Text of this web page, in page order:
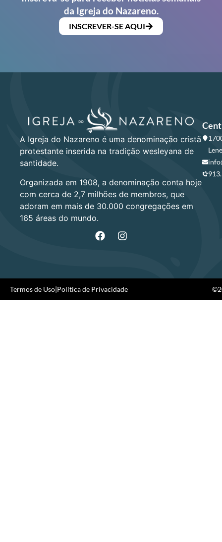
da Igreja do Nazareno.
INSCREVER-SE AQUI
A Igreja do Nazareno é uma denominação cristã
protestante inserida na tradição wesleyana de
santidade.
Organizada em 1908, a denominação conta hoje
com cerca de 2,7 milhões de membros, que
adoram em mais de 30.000 congregações em
165 áreas do mundo.
Termos de Uso|Política de Privacidade